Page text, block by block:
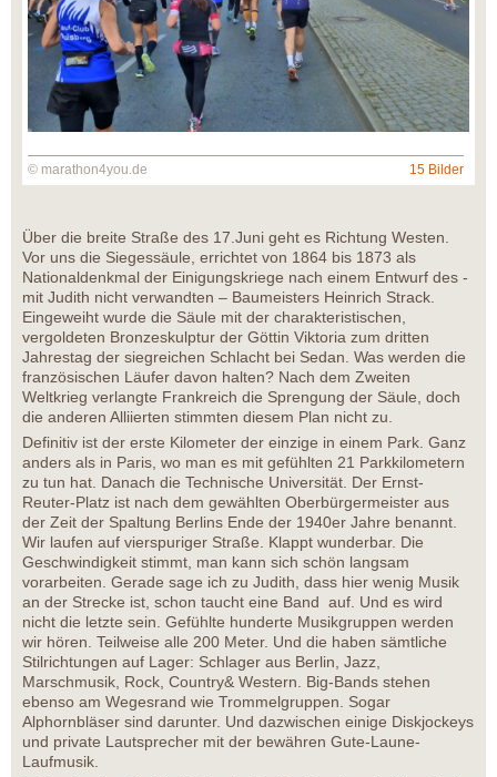
© marathon4you.de 15 Bilder
Über die breite Straße des 17.Juni geht es Richtung Westen.
Vor uns die Siegessäule, errichtet von 1864 bis 1873 als
Nationaldenkmal der Einigungskriege nach einem Entwurf des -
mit Judith nicht verwandten – Baumeisters Heinrich Strack.
Eingeweiht wurde die Säule mit der charakteristischen,
vergoldeten Bronzeskulptur der Göttin Viktoria zum dritten
Jahrestag der siegreichen Schlacht bei Sedan. Was werden die
französischen Läufer davon halten? Nach dem Zweiten
Weltkrieg verlangte Frankreich die Sprengung der Säule, doch
die anderen Alliierten stimmten diesem Plan nicht zu.
Definitiv ist der erste Kilometer der einzige in einem Park. Ganz
anders als in Paris, wo man es mit gefühlten 21 Parkkilometern
zu tun hat. Danach die Technische Universität. Der Ernst-
Reuter-Platz ist nach dem gewählten Oberbürgermeister aus
der Zeit der Spaltung Berlins Ende der 1940er Jahre benannt.
Wir laufen auf vierspuriger Straße. Klappt wunderbar. Die
Geschwindigkeit stimmt, man kann sich schön langsam
vorarbeiten. Gerade sage ich zu Judith, dass hier wenig Musik
an der Strecke ist, schon taucht eine Band auf. Und es wird
nicht die letzte sein. Gefühlte hunderte Musikgruppen werden
wir hören. Teilweise alle 200 Meter. Und die haben sämtliche
Stilrichtungen auf Lager: Schlager aus Berlin, Jazz,
Marschmusik, Rock, Country& Western. Big-Bands stehen
ebenso am Wegesrand wie Trommelgruppen. Sogar
Alphornbläser sind darunter. Und dazwischen einige Diskjockeys
und private Lautsprecher mit der bewähren Gute-Laune-
Laufmusik.